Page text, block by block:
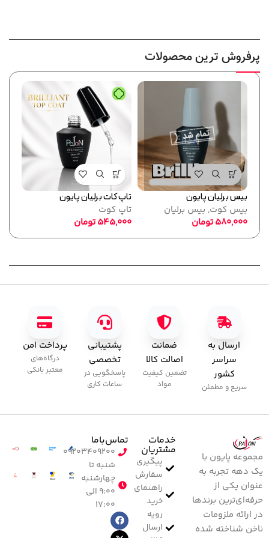
پرفروش ترین محصولات
بیس برلیان پایون
بیس کوت, بیس برلیان
580,000تومان
تاپ کات برلیان پایون
تاپ کوت
545,000تومان
ارسال به
سراسر
کشور
سریع و مطمئن
ضمانت
اصالت کالا
تضمین کیفیت
مواد
پشتیبانی
تخصصی
پاسخگویی در
ساعات کاری
پرداخت امن
درگاه‌های
معتبر بانکی
مجموعه پایون با
یک دهه تجربه به
عنوان یکی از
حرفه‌ای‌ترین برندها
در ارائه ملزومات
ناخن شناخته شده
خدمات
مشتریان
پیگیری
سفارش
راهنمای
خرید
رویه
ارسال
تماس‌با‌ما
۰۹۲۰۳۴۰۹۲۰۰
شنبه تا
چهارشنبه
۹:۰۰ الی
۱۷:۰۰